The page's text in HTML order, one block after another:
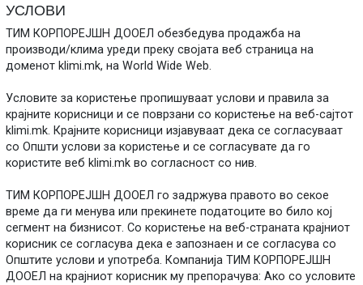
УСЛОВИ
ТИМ КОРПОРЕЈШН ДООЕЛ обезбедува продажба на
производи/клима уреди преку својата веб страница на
доменот klimi.mk, на World Wide Web.
Условите за користење пропишуваат услови и правила за
крајните корисници и се поврзани со користење на веб-сајтот
klimi.mk. Крајните корисници изјавуваат дека се согласуваат
со Општи услови за користење и се согласувате да го
користите веб klimi.mk во согласност со нив.
ТИМ КОРПОРЕЈШН ДООЕЛ го задржува правото во секое
време да ги менува или прекинете податоците во било кој
сегмент на бизнисот. Со користење на веб-страната крајниот
корисник се согласува дека е запознаен и се согласува со
Општите услови и употреба. Компанија ТИМ КОРПОРЕЈШН
ДООЕЛ на крајниот корисник му препорачува: Ако со условите